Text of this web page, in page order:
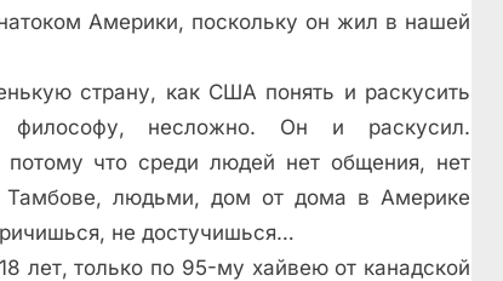
Америки, поскольку он жил в нашей
страну, как США понять и раскусить
философу, несложно. Он и раскусил.
что среди людей нет общения, нет
Тамбове, людьми, дом от дома в Америке
не достучишься…
лет, только по 95-му хайвею от канадской